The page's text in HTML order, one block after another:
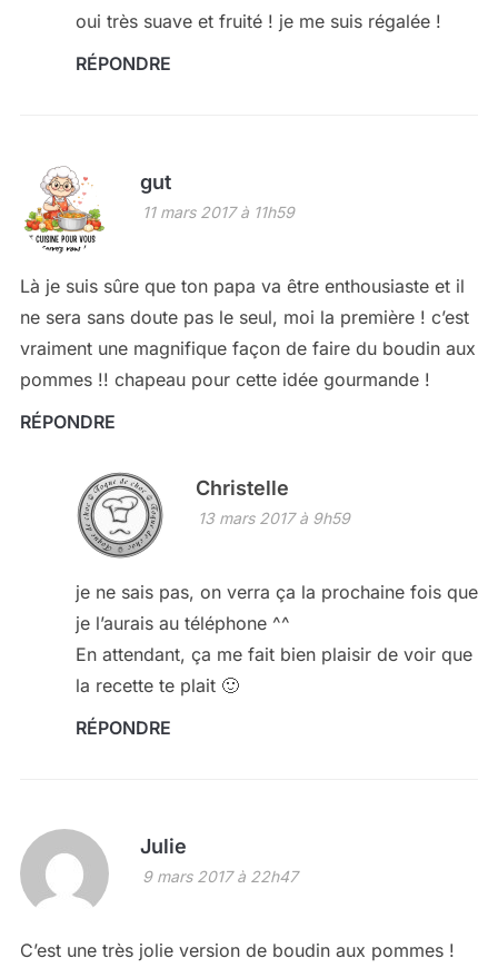
oui très suave et fruité ! je me suis régalée !
RÉPONDRE
gut
11 mars 2017 à 11h59
Là je suis sûre que ton papa va être enthousiaste et il
ne sera sans doute pas le seul, moi la première ! c’est
vraiment une magnifique façon de faire du boudin aux
pommes !! chapeau pour cette idée gourmande !
RÉPONDRE
Christelle
13 mars 2017 à 9h59
je ne sais pas, on verra ça la prochaine fois que
je l’aurais au téléphone ^^
En attendant, ça me fait bien plaisir de voir que
la recette te plait 🙂
RÉPONDRE
Julie
9 mars 2017 à 22h47
C’est une très jolie version de boudin aux pommes !